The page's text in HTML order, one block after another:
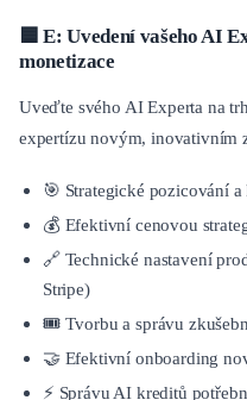
🟦 E: Uvedení vašeho AI
monetizace
Uveďte svého AI Experta na
expertízu novým, inovativním
🎯 Strategické pozicování
💰 Efektivní cenovou
🔗 Technické nastavení
Stripe)
🎟️ Tvorbu a správu
🤝 Efektivní onboarding
⚡ Správu AI kreditů